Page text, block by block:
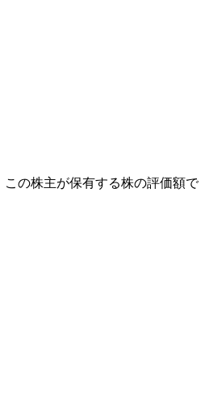
の株主が保有する株の評価額で